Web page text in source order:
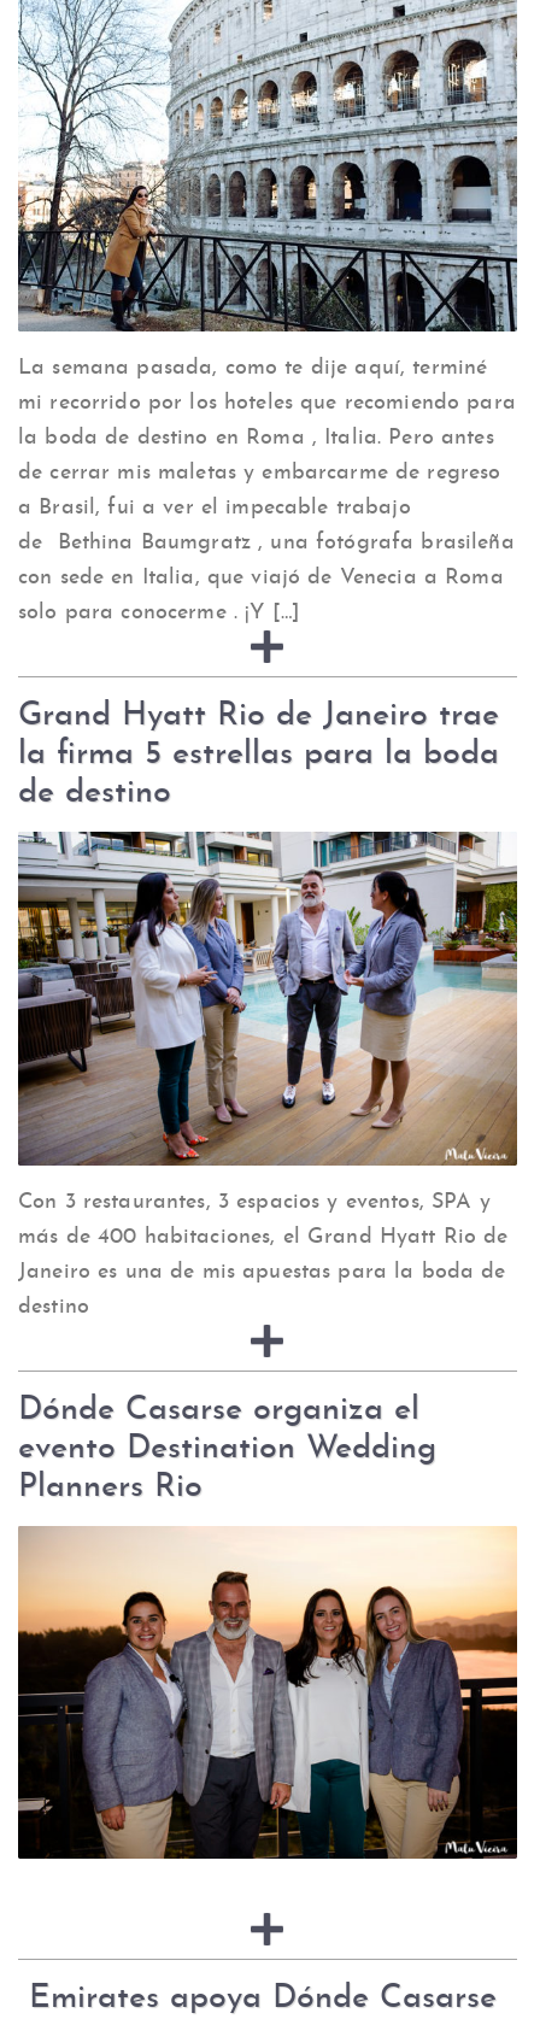
La semana pasada, como te dije aquí, terminé
mi recorrido por los hoteles que recomiendo para
la boda de destino en Roma , Italia. Pero antes
de cerrar mis maletas y embarcarme de regreso
a Brasil, fui a ver el impecable trabajo
de Bethina Baumgratz , una fotógrafa brasileña
con sede en Italia, que viajó de Venecia a Roma
solo para conocerme . ¡Y […]
Grand Hyatt Rio de Janeiro trae
la firma 5 estrellas para la boda
de destino
Con 3 restaurantes, 3 espacios y eventos, SPA y
más de 400 habitaciones, el Grand Hyatt Rio de
Janeiro es una de mis apuestas para la boda de
destino
Dónde Casarse organiza el
evento Destination Wedding
Planners Rio
Emirates apoya Dónde Casarse